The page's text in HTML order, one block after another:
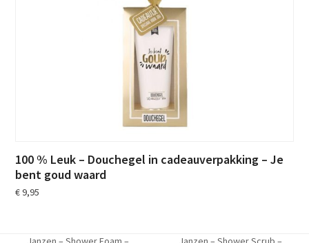
100 % Leuk – Douchegel in cadeauverpakking – Je
bent goud waard
€9,95